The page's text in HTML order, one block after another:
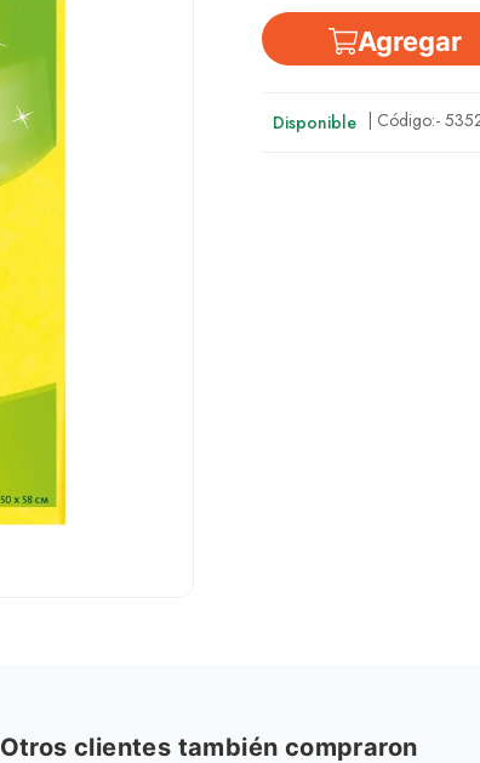
Agregar
Disponible | Código:-
Otros clientes también compraron